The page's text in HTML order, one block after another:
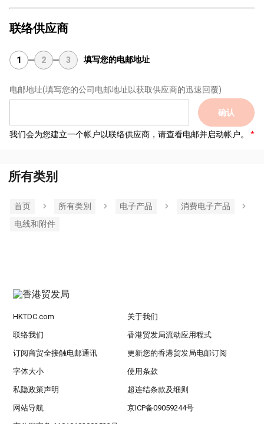
联络供应商
1 2 3 填写您的电邮地址
电邮地址(填写您的公司电邮地址以获取供应商的迅速回覆)
确认
我们会为您建立一个帐户以联络供应商，请查看电邮并启动帐户。
所有类别
首页 所有类別 电子产品
消费电子产品
电线和附件
HKTDC.com 关于我们
联络我们 香港贸发局流动应用程式
订阅商贸全接触电邮通讯 更新您的香港贸发局电邮订阅
字体大小 使用条款
私隐政策声明 超连结条款及细则
网站导航 京ICP备09059244号